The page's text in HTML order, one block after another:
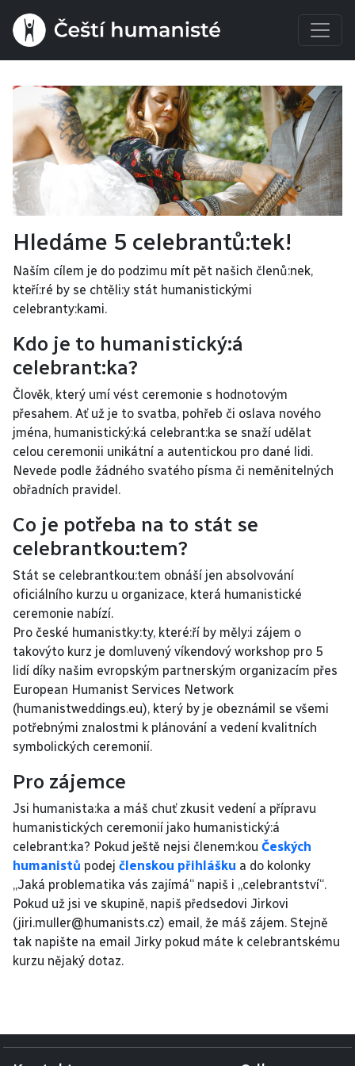
Hledáme 5 celebrantů:tek!
Naším cílem je do podzimu mít pět našich členů:nek,
kteří:ré by se chtěli:y stát humanistickými
celebranty:kami.
Kdo je to humanistický:á
celebrant:ka?
Člověk, který umí vést ceremonie s hodnotovým
přesahem. Ať už je to svatba, pohřeb či oslava nového
jména, humanistický:ká celebrant:ka se snaží udělat
celou ceremonii unikátní a autentickou pro dané lidi.
Nevede podle žádného svatého písma či neměnitelných
obřadních pravidel.
Co je potřeba na to stát se
celebrantkou:tem?
Stát se celebrantkou:tem obnáší jen absolvování
oficiálního kurzu u organizace, která humanistické
ceremonie nabízí.
Pro české humanistky:ty, které:ří by měly:i zájem o
takovýto kurz je domluvený víkendový workshop pro 5
lidí díky našim evropským partnerským organizacím přes
European Humanist Services Network
(humanistweddings.eu), který by je obeznámil se všemi
potřebnými znalostmi k plánování a vedení kvalitních
symbolických ceremonií.
Pro zájemce
Jsi humanista:ka a máš chuť zkusit vedení a přípravu
humanistických ceremonií jako humanistický:á
celebrant:ka? Pokud ještě nejsi členem:kou Českých
humanistů podej členskou přihlášku a do kolonky
„Jaká problematika vás zajímá“ napiš i „celebrantství“.
Pokud už jsi ve skupině, napiš předsedovi Jirkovi
(jiri.muller@humanists.cz) email, že máš zájem. Stejně
tak napište na email Jirky pokud máte k celebrantskému
kurzu nějaký dotaz.